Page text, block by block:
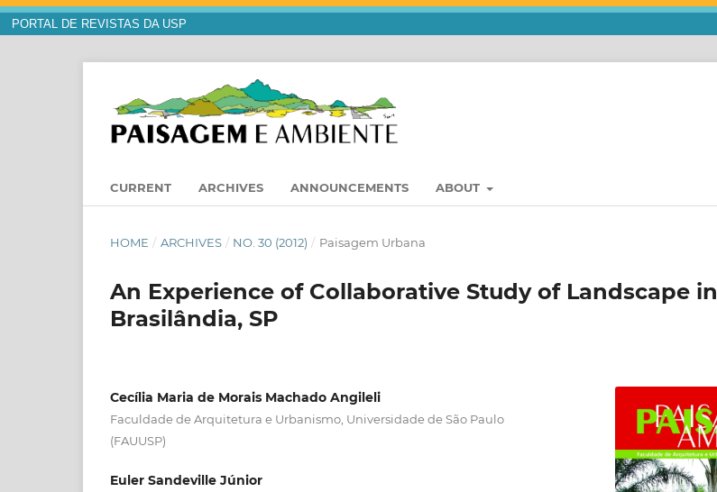
PORTAL DE REVISTAS DA USP
CURRENT ARCHIVES ANNOUNCEMENTS ABOUT
HOME / ARCHIVES / NO. 30 (2012) / Paisagem Urbana
An Experience of Collaborative Study of Landscape in
Brasilândia, SP
Cecília Maria de Morais Machado Angileli
Faculdade de Arquitetura e Urbanismo, Universidade de São Paulo
(FAUUSP)
Euler Sandeville Júnior